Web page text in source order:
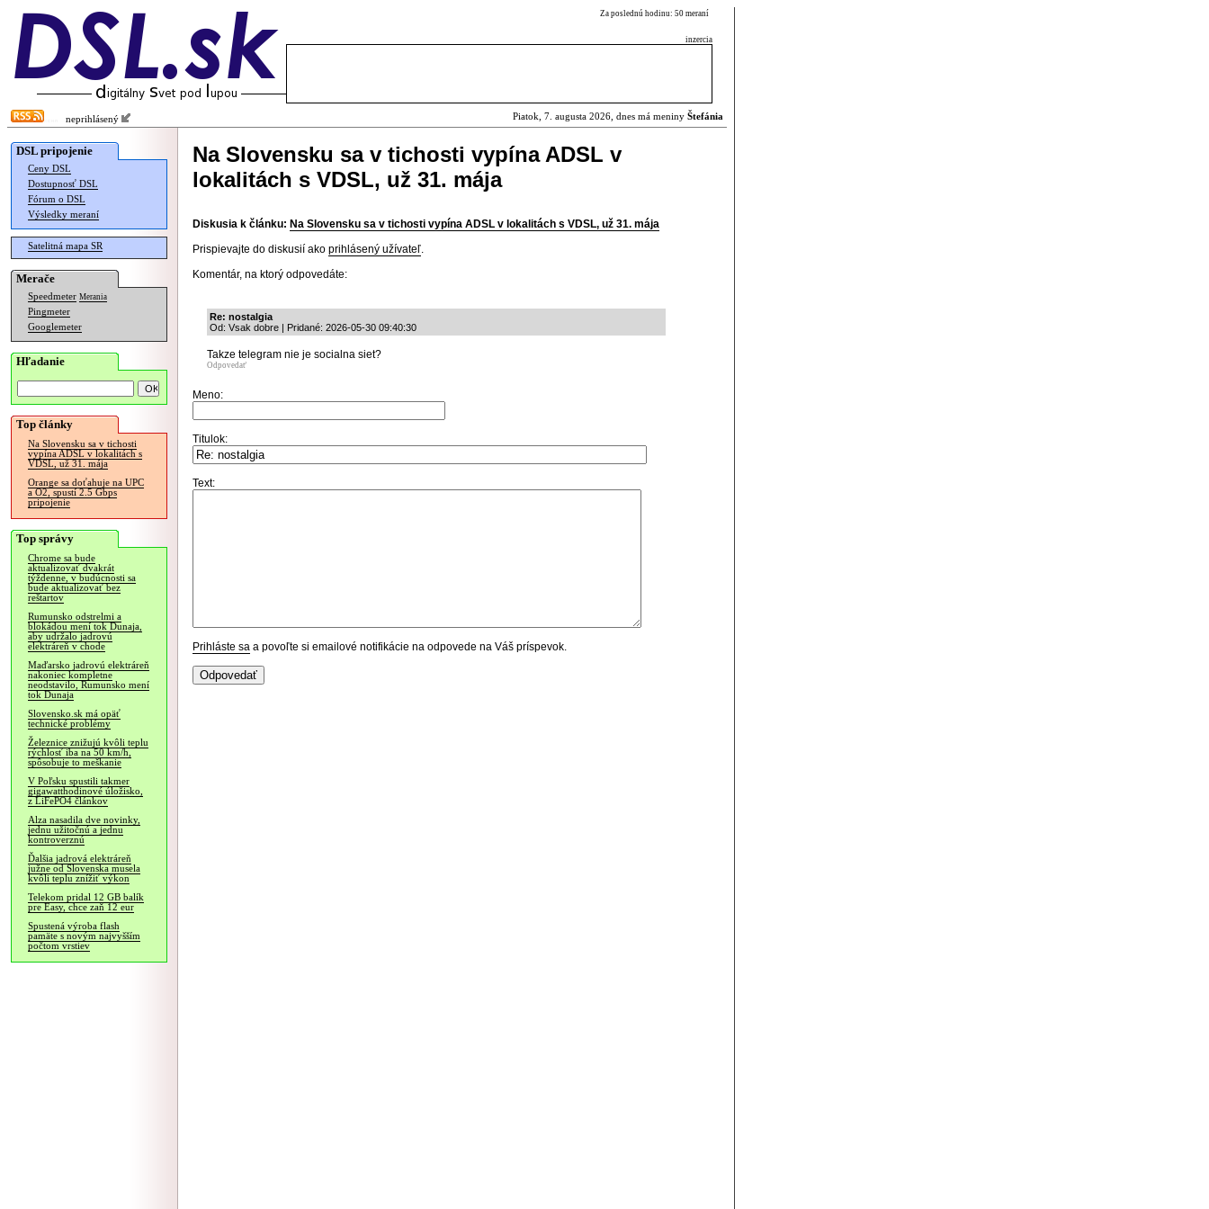
Za poslednú hodinu: 50 meraní
inzercia
neprihlásený Piatok, 7. augusta 2026, dnes má meniny Štefánia
DSL pripojenie
Ceny DSL
Dostupnosť DSL
Fórum o DSL
Výsledky meraní
Satelitná mapa SR
Merače
Speedmeter Merania
Pingmeter
Googlemeter
Hľadanie
Top články
Na Slovensku sa v tichosti
vypína ADSL v lokalitách s
VDSL, už 31. mája
Orange sa doťahuje na UPC
a O2, spustí 2.5 Gbps
pripojenie
Top správy
Chrome sa bude
aktualizovať dvakrát
týždenne, v budúcnosti sa
bude aktualizovať bez
reštartov
Rumunsko odstrelmi a
blokádou mení tok Dunaja,
aby udržalo jadrovú
elektráreň v chode
Maďarsko jadrovú elektráreň
nakoniec kompletne
neodstavilo, Rumunsko mení
tok Dunaja
Slovensko.sk má opäť
technické problémy
Železnice znižujú kvôli teplu
rýchlosť iba na 50 km/h,
spôsobuje to meškanie
V Poľsku spustili takmer
gigawatthodinové úložisko,
z LiFePO4 článkov
Alza nasadila dve novinky,
jednu užitočnú a jednu
kontroverznú
Ďalšia jadrová elektráreň
južne od Slovenska musela
kvôli teplu znížiť výkon
Telekom pridal 12 GB balík
pre Easy, chce zaň 12 eur
Spustená výroba flash
pamäte s novým najvyšším
počtom vrstiev
Na Slovensku sa v tichosti vypína ADSL v
lokalitách s VDSL, už 31. mája
Diskusia k článku: Na Slovensku sa v tichosti vypína ADSL v lokalitách s VDSL, už 31. mája
Prispievajte do diskusií ako prihlásený užívateľ.
Komentár, na ktorý odpovedáte:
Re: nostalgia
Od: Vsak dobre | Pridané: 2026-05-30 09:40:30
Takze telegram nie je socialna siet?
Odpovedať
Meno:
Titulok:
Text:
Prihláste sa a povoľte si emailové notifikácie na odpovede na Váš príspevok.